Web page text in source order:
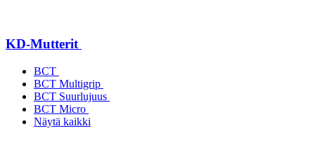
KD-Mutterit
BCT
BCT Multigrip
BCT Suurlujuus
BCT Micro
Näytä kaikki